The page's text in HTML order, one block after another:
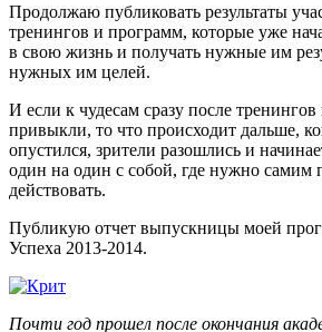
Продолжаю публиковать результаты
тренингов и программ, которые уже
в свою жизнь и получать нужные им
нужных им целей.
И если к чудесам сразу после
привыкли, то что происходит дальше,
опустился, зрители разошлись и
один на один с собой, где нужно самим
действовать.
Публикую отчет выпускницы моей
Успеха 2013-2014.
Почти год прошел после окончания